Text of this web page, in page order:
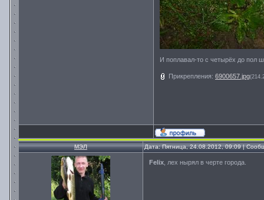
И поплавал-то с четырёх до пол
Прикрепления: 6900657.jpg
МЭЛ Дата: Пятница, 24.08.2012, 09:09 |
Felix , лех нырял в черте города.